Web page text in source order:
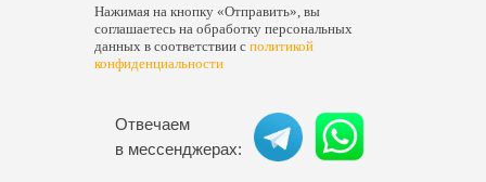
Отвечаем
в мессенджерах:
Нажимая на кнопку «Отправить», вы
соглашаетесь на обработку персональных
данных в соответствии с политикой
конфиденциальности